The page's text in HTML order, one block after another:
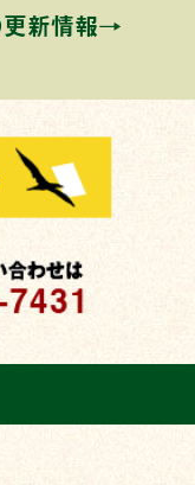
更新情報→